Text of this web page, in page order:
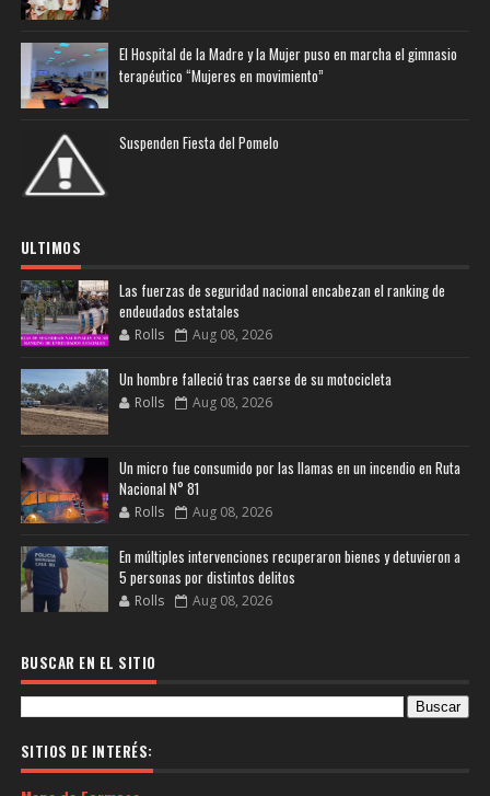
El Hospital de la Madre y la Mujer puso en marcha el gimnasio
terapéutico “Mujeres en movimiento”
Suspenden Fiesta del Pomelo
ULTIMOS
Las fuerzas de seguridad nacional encabezan el ranking de
endeudados estatales
Rolls Aug 08, 2026
Un hombre falleció tras caerse de su motocicleta
Rolls Aug 08, 2026
Un micro fue consumido por las llamas en un incendio en Ruta
Nacional N° 81
Rolls Aug 08, 2026
En múltiples intervenciones recuperaron bienes y detuvieron a
5 personas por distintos delitos
Rolls Aug 08, 2026
BUSCAR EN EL SITIO
SITIOS DE INTERÉS: